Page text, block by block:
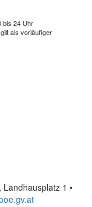
bis 24 Uhr
als vorläufiger
1 •